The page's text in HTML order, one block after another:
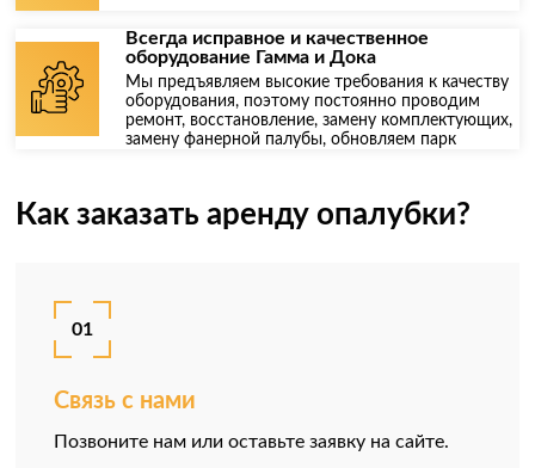
Всегда исправное и качественное
оборудование Гамма и Дока
Мы предъявляем высокие требования к качеству
оборудования, поэтому постоянно проводим
ремонт, восстановление, замену комплектующих,
замену фанерной палубы, обновляем парк
Как заказать аренду опалубки?
01
Связь с нами
Позвоните нам или оставьте заявку на сайте.